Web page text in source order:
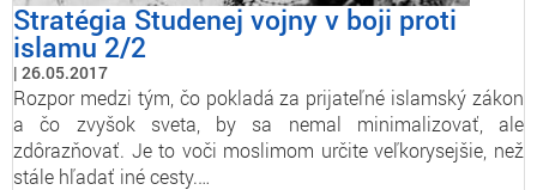
Stratégia Studenej vojny v boji proti
islamu 2/2
26.05.2017
Rozpor medzi tým, čo pokladá za prijateľné islamský zákon
a čo zvyšok sveta, by sa nemal minimalizovať, ale
zdôrazňovať. Je to voči moslimom určite veľkorysejšie, než
stále hľadať iné cesty.…